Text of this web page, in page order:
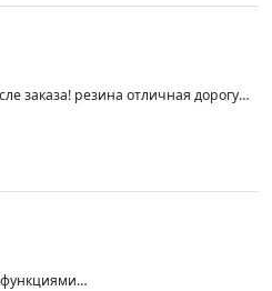
заказа! резина отличная дорогу
на Лифан смайл ! я доволен!